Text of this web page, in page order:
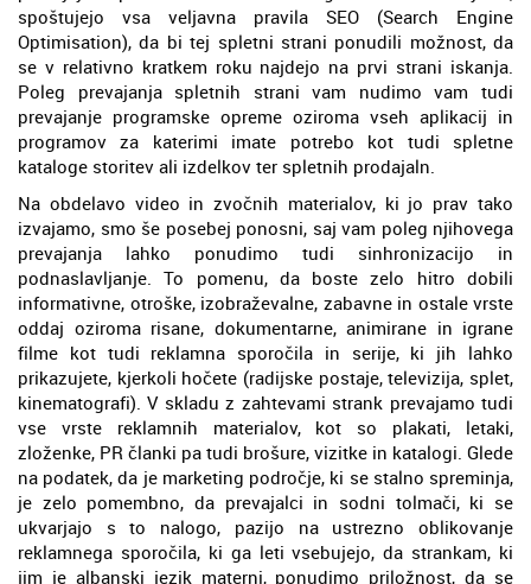
spoštujejo vsa veljavna pravila SEO (Search Engine
Optimisation), da bi tej spletni strani ponudili možnost, da
se v relativno kratkem roku najdejo na prvi strani iskanja.
Poleg prevajanja spletnih strani vam nudimo vam tudi
prevajanje programske opreme oziroma vseh aplikacij in
programov za katerimi imate potrebo kot tudi spletne
kataloge storitev ali izdelkov ter spletnih prodajaln.
Na obdelavo video in zvočnih materialov, ki jo prav tako
izvajamo, smo še posebej ponosni, saj vam poleg njihovega
prevajanja lahko ponudimo tudi sinhronizacijo in
podnaslavljanje. To pomenu, da boste zelo hitro dobili
informativne, otroške, izobraževalne, zabavne in ostale vrste
oddaj oziroma risane, dokumentarne, animirane in igrane
filme kot tudi reklamna sporočila in serije, ki jih lahko
prikazujete, kjerkoli hočete (radijske postaje, televizija, splet,
kinematografi). V skladu z zahtevami strank prevajamo tudi
vse vrste reklamnih materialov, kot so plakati, letaki,
zloženke, PR članki pa tudi brošure, vizitke in katalogi. Glede
na podatek, da je marketing področje, ki se stalno spreminja,
je zelo pomembno, da prevajalci in sodni tolmači, ki se
ukvarjajo s to nalogo, pazijo na ustrezno oblikovanje
reklamnega sporočila, ki ga leti vsebujejo, da strankam, ki
jim je albanski jezik materni, ponudimo priložnost, da se